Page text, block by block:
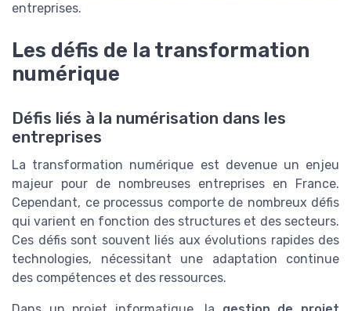
entreprises.
Les défis de la transformation
numérique
Défis liés à la numérisation dans les
entreprises
La transformation numérique est devenue un enjeu
majeur pour de nombreuses entreprises en France.
Cependant, ce processus comporte de nombreux défis
qui varient en fonction des structures et des secteurs.
Ces défis sont souvent liés aux évolutions rapides des
technologies, nécessitant une adaptation continue
des compétences et des ressources.